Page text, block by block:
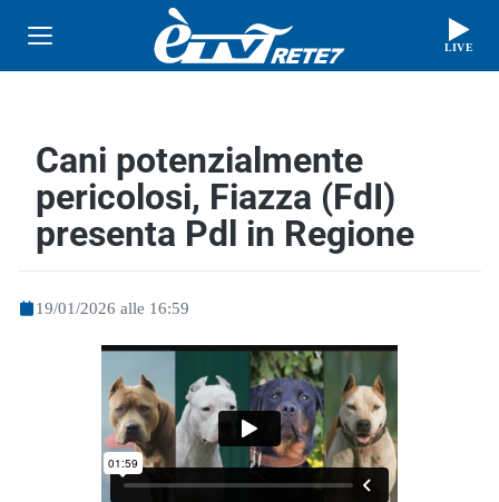
LIVE
Cani potenzialmente
pericolosi, Fiazza (FdI)
presenta Pdl in Regione
19/01/2026 alle 16:59